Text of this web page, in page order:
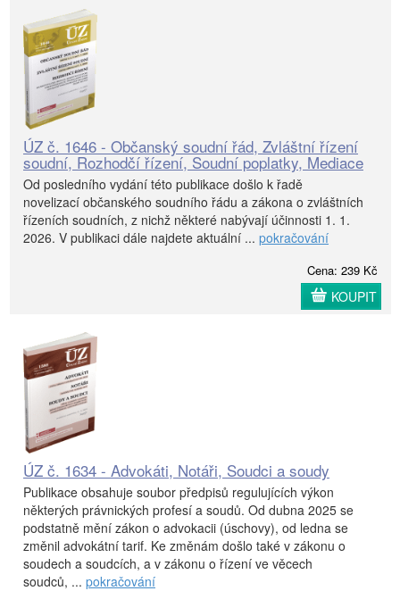
ÚZ č. 1646 - Občanský soudní řád, Zvláštní řízení
soudní, Rozhodčí řízení, Soudní poplatky, Mediace
Od posledního vydání této publikace došlo k řadě
novelizací občanského soudního řádu a zákona o zvláštních
řízeních soudních, z nichž některé nabývají účinnosti 1. 1.
2026. V publikaci dále najdete aktuální ... pokračování
Cena: 239 Kč
KOUPIT
ÚZ č. 1634 - Advokáti, Notáři, Soudci a soudy
Publikace obsahuje soubor předpisů regulujících výkon
některých právnických profesí a soudů. Od dubna 2025 se
podstatně mění zákon o advokacii (úschovy), od ledna se
změnil advokátní tarif. Ke změnám došlo také v zákonu o
soudech a soudcích, a v zákonu o řízení ve věcech
soudců, ... pokračování